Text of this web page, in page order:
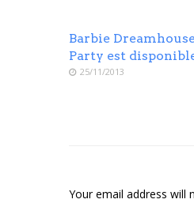
Barbie
Party est
25/11/2013
Your email address will